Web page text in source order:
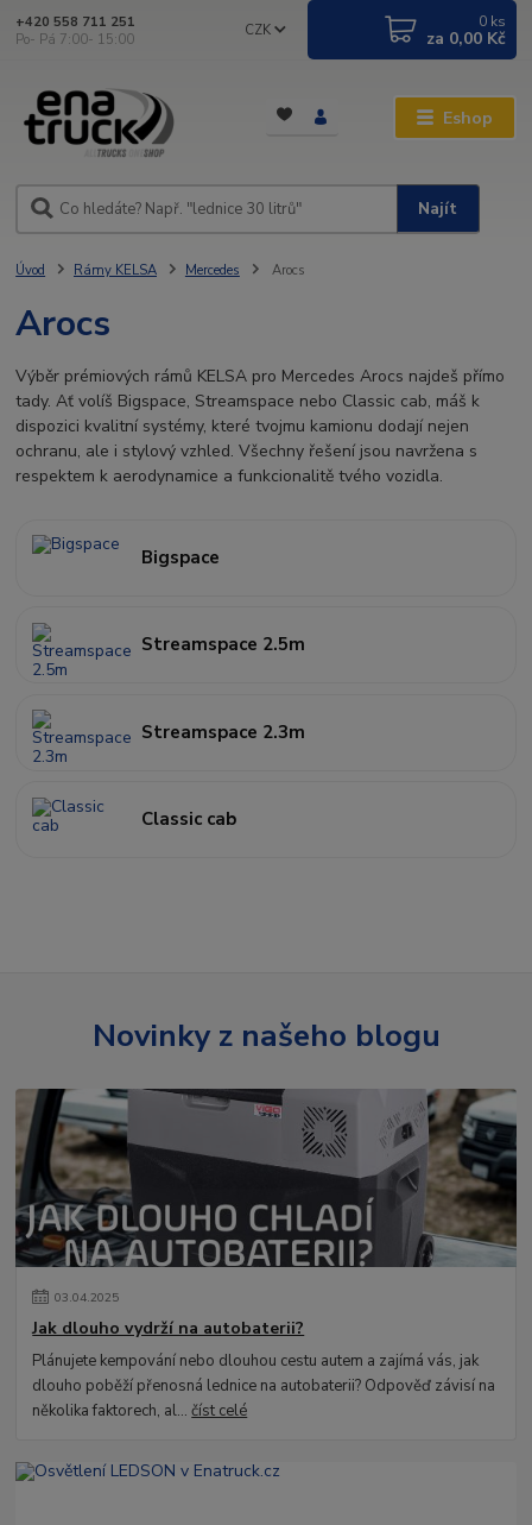
Eshop
CZK
Najít
+420 558 711 251
Po- Pá 7:00- 15:00
0 ks
za 0,00 Kč
Úvod Rámy KELSA Mercedes Arocs
Arocs
Výběr prémiových rámů KELSA pro Mercedes Arocs najdeš přímo
tady. Ať volíš Bigspace, Streamspace nebo Classic cab, máš k
dispozici kvalitní systémy, které tvojmu kamionu dodají nejen
ochranu, ale i stylový vzhled. Všechny řešení jsou navržena s
respektem k aerodynamice a funkcionalitě tvého vozidla.
Bigspace
Streamspace 2.5m
Streamspace 2.3m
Classic cab
Novinky z našeho blogu
03.04.2025
Jak dlouho vydrží na autobaterii?
Plánujete kempování nebo dlouhou cestu autem a zajímá vás, jak
dlouho poběží přenosná lednice na autobaterii? Odpověď závisí na
několika faktorech, al...číst celé